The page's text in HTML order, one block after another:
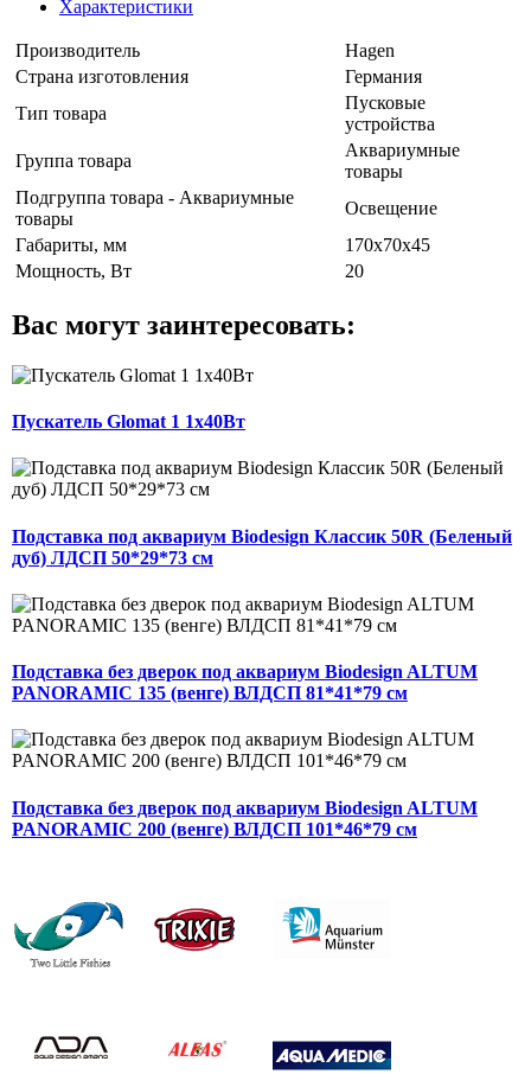
Характеристики
Производитель
Hagen
Страна изготовления
Германия
Тип товара
Пусковые
устройства
Группа товара
Аквариумные
товары
Подгруппа товара - Аквариумные
товары
Освещение
Габариты, мм
170x70x45
Мощность, Вт
20
Вас могут заинтересовать:
Пускатель Glomat 1 1х40Вт
Подставка под аквариум Biodesign Классик 50R (Беленый
дуб) ЛДСП 50*29*73 см
Подставка без дверок под аквариум Biodesign ALTUM
PANORAMIC 135 (венге) ВЛДСП 81*41*79 см
Подставка без дверок под аквариум Biodesign ALTUM
PANORAMIC 200 (венге) ВЛДСП 101*46*79 см